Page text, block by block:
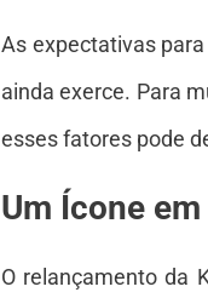
As expectativas
ainda exerce. Para
esses fatores pode
Um Ícone
O relançamento da